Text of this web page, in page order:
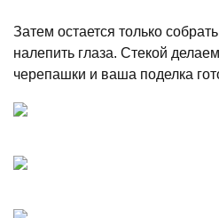
Затем остается только
налепить глаза. Стекой
черепашки и ваша поделка